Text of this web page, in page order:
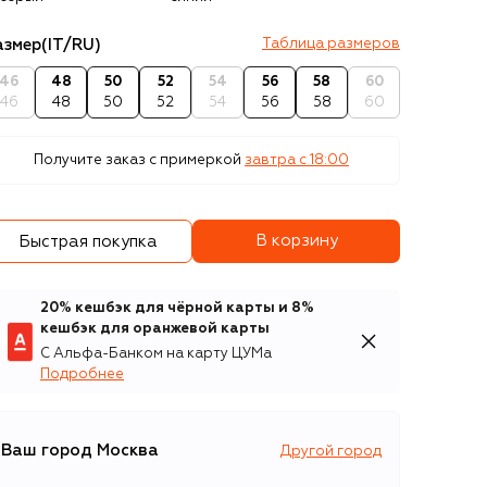
(IT/RU) Таблица размеров
46
46
48
48
50
50
52
52
54
54
56
56
58
58
60
60
Получите заказ с примеркой завтра c 18:00
Быстрая покупка В корзину
20% кешбэк для чёрной карты и 8%
кешбэк для оранжевой карты
С Альфа-Банком на карту ЦУМа
Подробнее
Ваш город Москва Другой город